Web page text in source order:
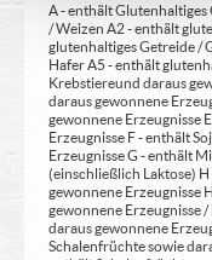
A - enthält
/ Weizen A2 - enthält
glutenhaltiges Getreide /
Hafer A5 - enthält
Krebstiere und daraus
daraus gewonnene
gewonnene Erzeugnisse
Erzeugnisse F - enthält
Erzeugnisse G - enthält
(einschließlich Laktose)
gewonnene Erzeugnisse
gewonnene Erzeugnisse
daraus gewonnene
Schalenfrüchte sowie